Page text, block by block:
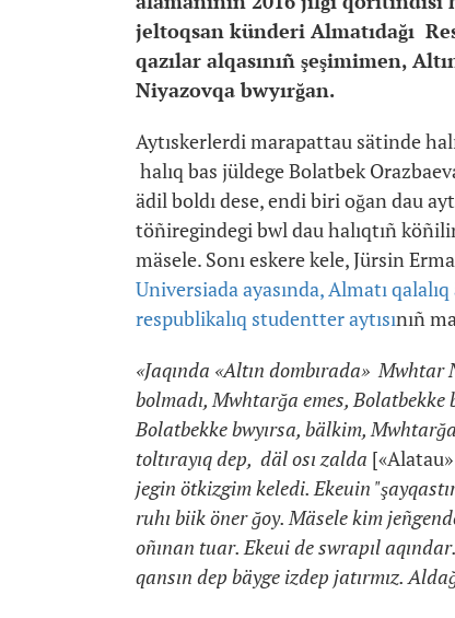
jeltoqsan künderi Almatıdağı
qazılar alqasınıñ şeşimimen,
Niyazovqa bwyırğan.
Aytıskerlerdi marapattau sätinde
halıq bas jüldege Bolatbek
ädil boldı dese, endi biri oğan dau
töñiregindegi bwl dau halıqtıñ
mäsele. Sonı eskere kele, Jürsin
Universiada ayasında, Almatı
respublikalıq studentter aytısınıñ
«Jaqında «Altın dombırada» Mwhtar
bolmadı, Mwhtarğa emes,
Bolatbekke bwyırsa, bälkim,
toltırayıq dep, däl osı zalda
jegin ötkizgim keledi. Ekeuin
ruhı biik öner ğoy. Mäsele kim
oñınan tuar. Ekeui de swrapıl
qansın dep bäyge izdep jatırmız.